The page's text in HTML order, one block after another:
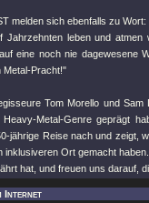
melden sich ebenfalls zu Wort:
Jahrzehnten leben und
eine noch nie dagewesene
Metal-Pracht!"
Tom Morello und
Metal-Genre geprägt
jährige Reise nach und zeigt,
inklusiveren Ort gemacht
hat, und freuen uns darauf,
Internet